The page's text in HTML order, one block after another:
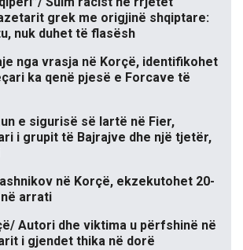
grek me origjinë shqiptare:
nuk duhet të flasësh
nga vrasja në Korçë, identifikohet
ka qenë pjesë e Forcave të
e sigurisë së lartë në Fier,
i grupit të Bajrajve dhe një tjetër,
në Korçë, ekzekutohet 20-
arrati
Autori dhe viktima u përfshinë në
i gjendet thika në dorë